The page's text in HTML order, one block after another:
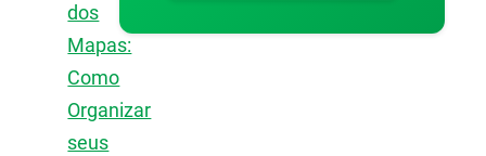
dos
Mapas:
Como
Organizar
seus